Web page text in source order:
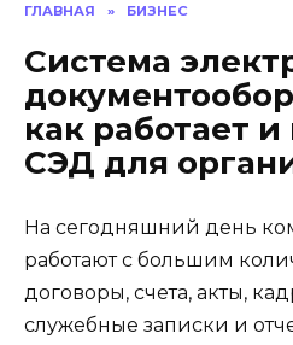
ГЛАВНАЯ » БИЗНЕС
Система
как работает
СЭД для
На сегодняшний день
работают с большим
договоры, счета, акты,
служебные записки и